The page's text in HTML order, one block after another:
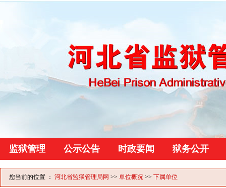
监狱管理 公示公告 时政要闻 狱务公开
您当前的位置 ： 河北省监狱管理局网 >> 单位概况 >> 下属单位